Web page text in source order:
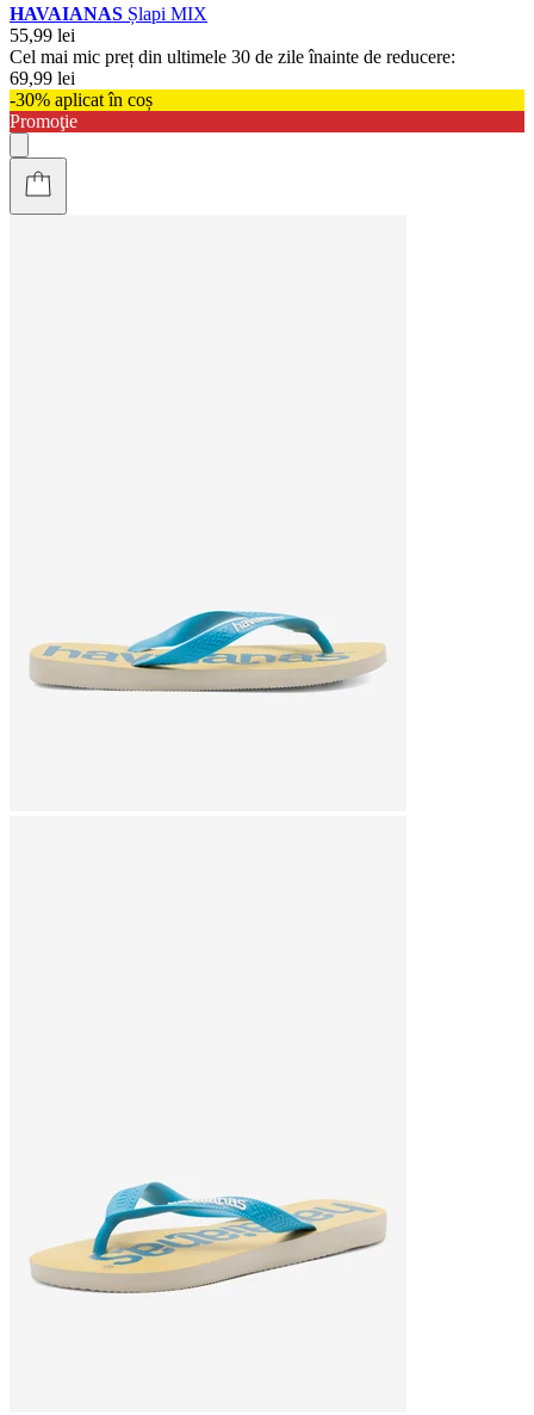
HAVAIANAS Șlapi MIX
55,99 lei
Cel mai mic preț din ultimele 30 de zile înainte de reducere:
69,99 lei
-30% aplicat în coș
Promoţie